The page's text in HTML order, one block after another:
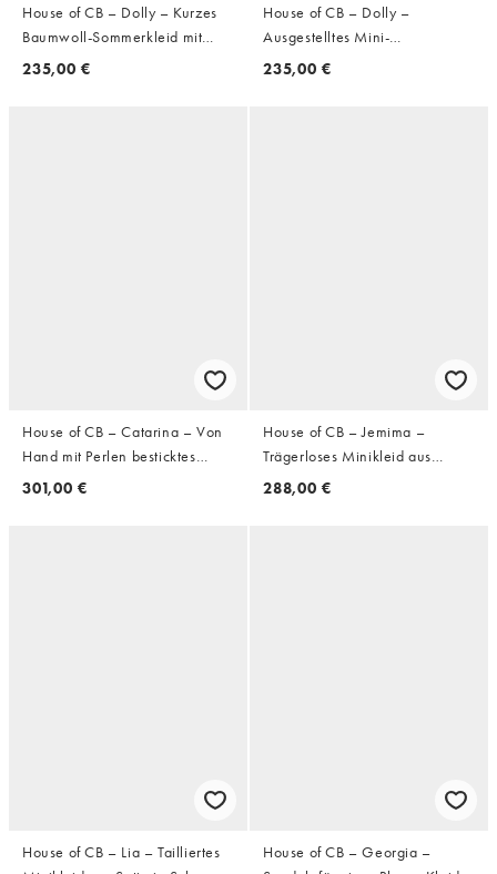
House of CB – Dolly – Kurzes
Baumwoll-Sommerkleid mit
blauem Wildblumenmuster
235,00 €
House of CB – Dolly –
Ausgestelltes Mini-
Sommerkleid aus Baumwolle in
235,00 €
House of CB – Catarina – Von
Hand mit Perlen besticktes
Minikleid in Weinrot
301,00 €
House of CB – Jemima –
Trägerloses Minikleid aus
weißer, edler Spitze mit
288,00 €
House of CB – Lia – Tailliertes
House of CB – Georgia –